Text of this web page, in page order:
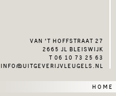
van ’t hoffstraat 27
2665 jl bleiswijk
t 06 10 73 25 63
info@uitgeverijvleugels.nl
home